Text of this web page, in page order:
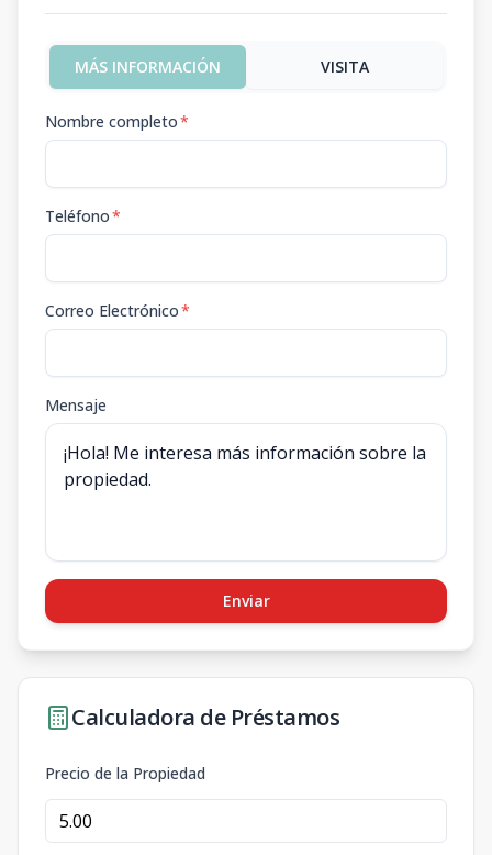
MÁS INFORMACIÓN VISITA
Nombre completo*
Teléfono*
Correo Electrónico*
Mensaje
Enviar
Calculadora de Préstamos
Precio de la Propiedad